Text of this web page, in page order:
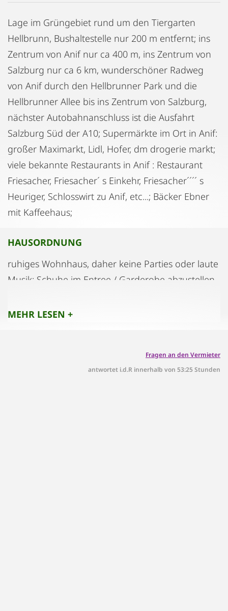
Lage im Grüngebiet rund um den Tiergarten
Hellbrunn, Bushaltestelle nur 200 m entfernt; ins
Zentrum von Anif nur ca 400 m, ins Zentrum von
Salzburg nur ca 6 km, wunderschöner Radweg
von Anif durch den Hellbrunner Park und die
Hellbrunner Allee bis ins Zentrum von Salzburg,
nächster Autobahnanschluss ist die Ausfahrt
Salzburg Süd der A10; Supermärkte im Ort in Anif:
großer Maximarkt, Lidl, Hofer, dm drogerie markt;
viele bekannte Restaurants in Anif : Restaurant
Friesacher, Friesacher´ s Einkehr, Friesacher´´´´ s
Heuriger, Schlosswirt zu Anif, etc...; Bäcker Ebner
mit Kaffeehaus;
HAUSORDNUNG
ruhiges Wohnhaus, daher keine Parties oder laute
Musik; Schuhe im Entree / Garderobe abzustellen,
MEHR LESEN +
Fragen an den Vermieter
antwortet i.d.R innerhalb von 53:25 Stunden